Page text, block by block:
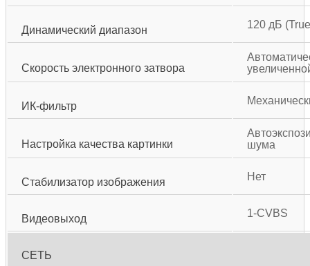
Динамический диапазон 120 дБ
Скорость электронного затвора
ИК-фильтр
Настройка качества картинки
шума
Стабилизатор изображения Нет
Видеовыход 1-CVBS
СЕТЬ